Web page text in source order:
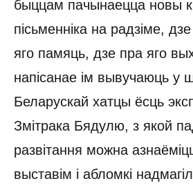
быццам пачынаецца новы
пісьменніка на радзіме,
яго памяць, дзе пра яго
напісанае ім вывучаюць у
Беларускай хатцы ёсць
Змітрака Бядулю, з якой
развітання можна
выставім і абломкі